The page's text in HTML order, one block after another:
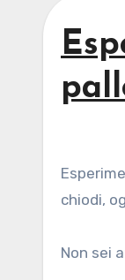
Esperimenti scientifici per bambini - Il palloncino sul letto di chiodi. Quando la pressione è distribuita su molti
chiodi,
Non